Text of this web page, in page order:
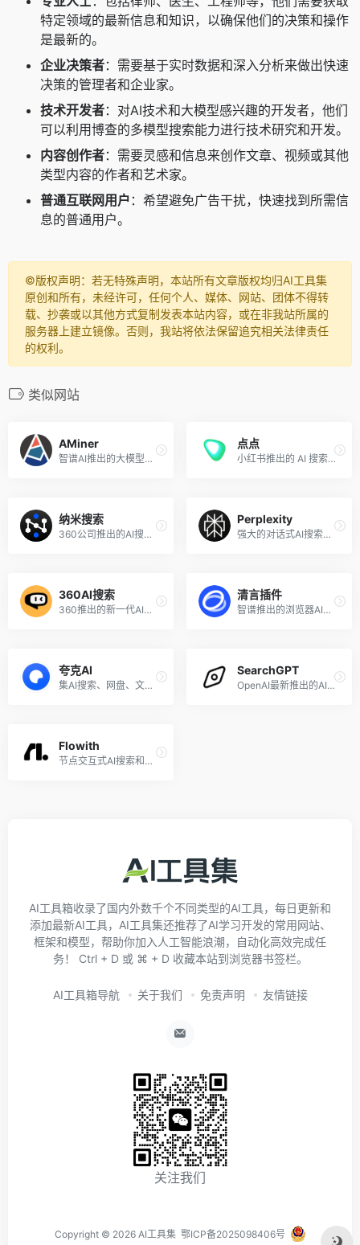
特定领域的最新信息和知识，以确保他们的决策和操作
是最新的。
企业决策者：需要基于实时数据和深入分析来做出快速
决策的管理者和企业家。
技术开发者：对AI技术和大模型感兴趣的开发者，他们
可以利用博查的多模型搜索能力进行技术研究和开发。
内容创作者：需要灵感和信息来创作文章、视频或其他
类型内容的作者和艺术家。
普通互联网用户 ：希望避免广告干扰，快速找到所需信
息的普通用户。
©️版权声明：若无特殊声明，本站所有文章版权均归AI工具集
原创和所有，未经许可，任何个人、媒体、网站、团体不得转
载、抄袭或以其他方式复制发表本站内容，或在非我站所属的
服务器上建立镜像。否则，我站将依法保留追究相关法律责任
的权利。
类似网站
AMiner
智谱AI推出的大模型学术平台
点点
小红书推出的 AI 搜索应用，主打生活场景
纳米搜索
360公司推出的AI搜索应用，一切皆可生成视频
Perplexity
强大的对话式AI搜索引擎
360AI搜索
360推出的新一代AI搜索引擎
清言插件
智谱推出的浏览器AI插件，支持AutoGLM、站内高级检索
夸克AI
集AI搜索、网盘、文档、创作等功能于一体的应用
SearchGPT
OpenAI最新推出的AI搜索引擎，内测开放
Flowith
节点交互式AI搜索和对话工具
AI工具箱收录了国内外数千个不同类型的AI工具，每日更新和
添加最新AI工具，AI工具集还推荐了AI学习开发的常用网站、
框架和模型，帮助你加入人工智能浪潮，自动化高效完成任
务！ Ctrl + D 或 ⌘ + D 收藏本站到浏览器书签栏。
AI工具箱导航 关于我们 免责声明 友情链接
关注我们
Copyright © 2026 AI工具集 鄂ICP备2025098406号